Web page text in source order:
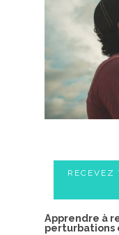
RECEVEZ
A​pprendre à
perturbations